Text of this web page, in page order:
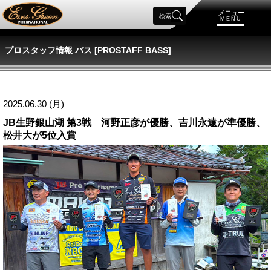
メニュー
MENU
検索
プロスタッフ情報 バス [PROSTAFF BASS]
2025.06.30 (月)
JB生野銀山湖 第3戦 河野正彦が優勝、吉川永遠が準優勝、
松井大が5位入賞